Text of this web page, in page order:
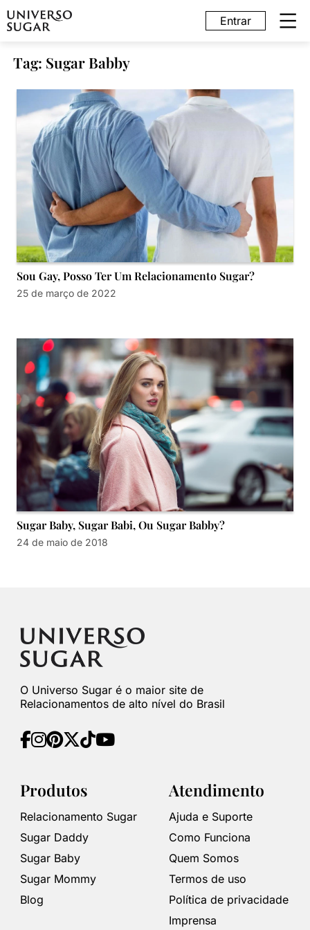
Entrar
Tag: Sugar Babby
Sou Gay, Posso Ter Um Relacionamento Sugar?
25 de março de 2022
Sugar Baby, Sugar Babi, Ou Sugar Babby?
24 de maio de 2018
O Universo Sugar é o maior site de
Relacionamentos de alto nível do Brasil
Produtos
Relacionamento Sugar
Sugar Daddy
Sugar Baby
Sugar Mommy
Blog
Atendimento
Ajuda e Suporte
Como Funciona
Quem Somos
Termos de uso
Política de privacidade
Imprensa